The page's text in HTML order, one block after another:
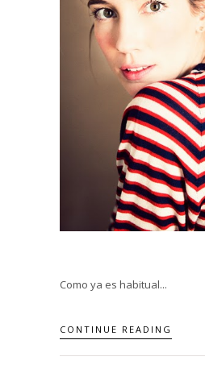
Como ya es habitual...
CONTINUE READING